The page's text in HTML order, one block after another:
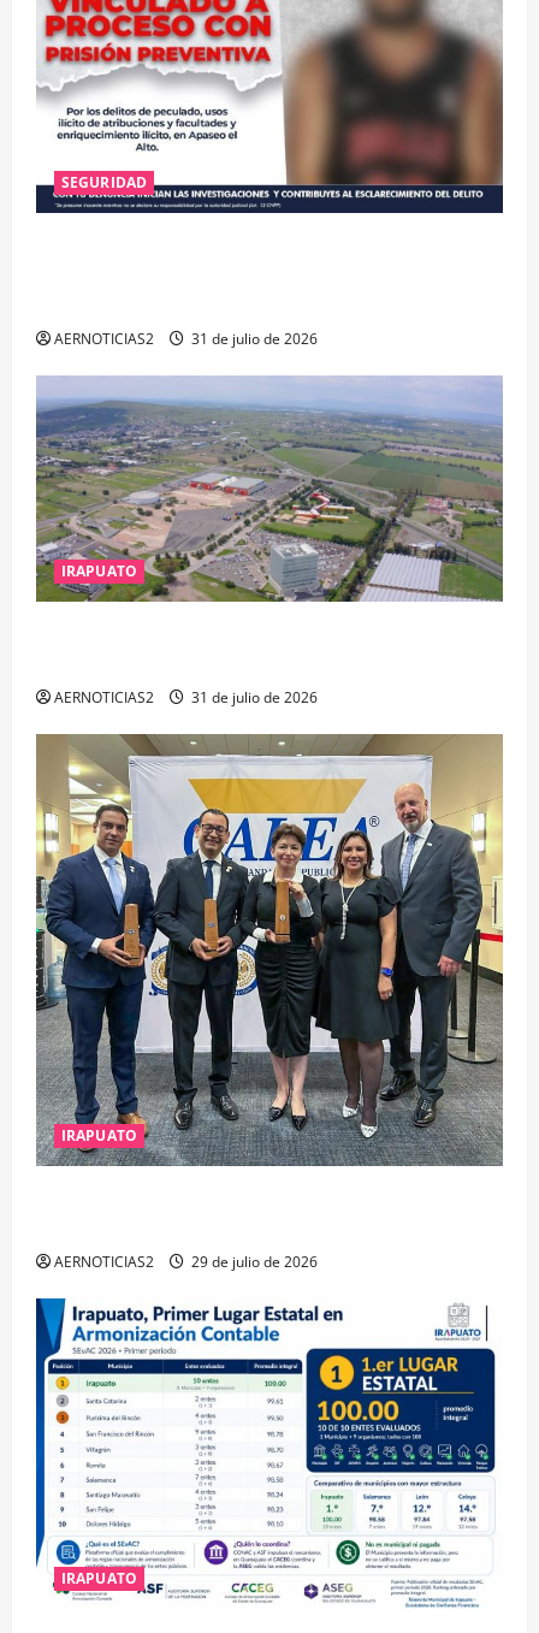
SEGURIDAD
AERNOTICIAS2 31 de julio de 2026
IRAPUATO
AERNOTICIAS2 31 de julio de 2026
IRAPUATO
AERNOTICIAS2 29 de julio de 2026
IRAPUATO